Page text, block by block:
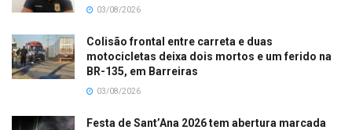
03/08/2026
Colisão frontal entre carreta e duas
motocicletas deixa dois mortos e um ferido na
BR-135, em Barreiras
03/08/2026
Festa de Sant’Ana 2026 tem abertura marcada